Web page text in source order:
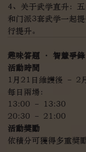
4、关于武学直升：
和门派3套武学一起
行提升。
趣味答題 · 智慧爭鋒
活動時間
1月21日維護後 – 2
每日兩場：
13:00 – 13:30
20:30 – 21:00
活動獎勵
依積分可獲得多重獎